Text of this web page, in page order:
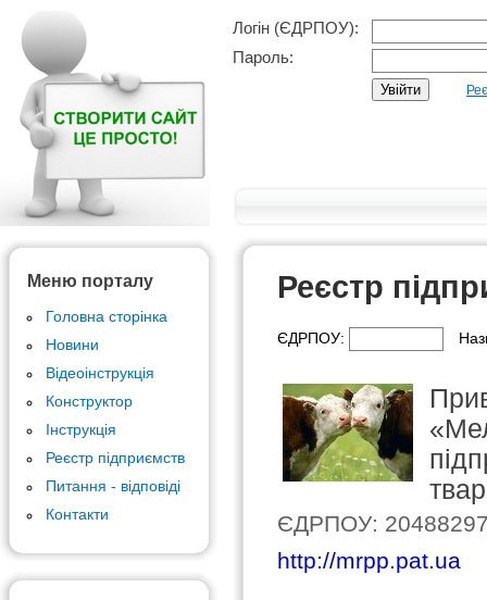
Логін (ЄДРПОУ):
Пароль:
Меню порталу
Головна сторінка
Новини
Відеоінструкція
Конструктор
Інструкція
Реєстр підприємств
Питання - відповіді
Контакти
Реєстр
ЄДРПОУ:
ЄДРПОУ:
http://mrpp.pat.ua